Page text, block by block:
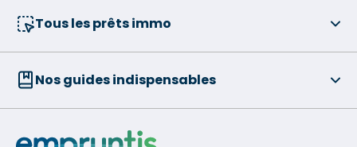
Tous les prêts immo
Nos guides indispensables